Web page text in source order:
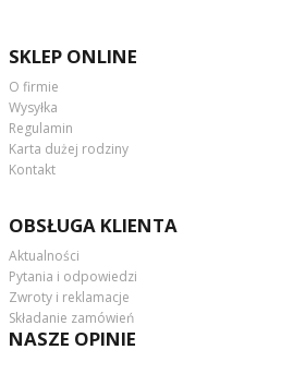
SKLEP ONLINE
O firmie
Wysyłka
Regulamin
Karta dużej rodziny
Kontakt
OBSŁUGA KLIENTA
Aktualności
Pytania i odpowiedzi
Zwroty i reklamacje
Składanie zamówień
NASZE OPINIE